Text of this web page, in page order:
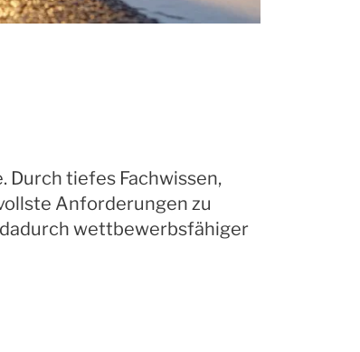
tiefes Fachwissen,
Anforderungen zu
wettbewerbsfähiger